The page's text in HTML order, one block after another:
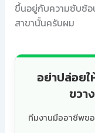
ขึ้นอยู่กับความซับซ้อ
สาขานั้นครับผม
อย่าปล่อยใ
ขวา
ทีมงานมืออาชีพข